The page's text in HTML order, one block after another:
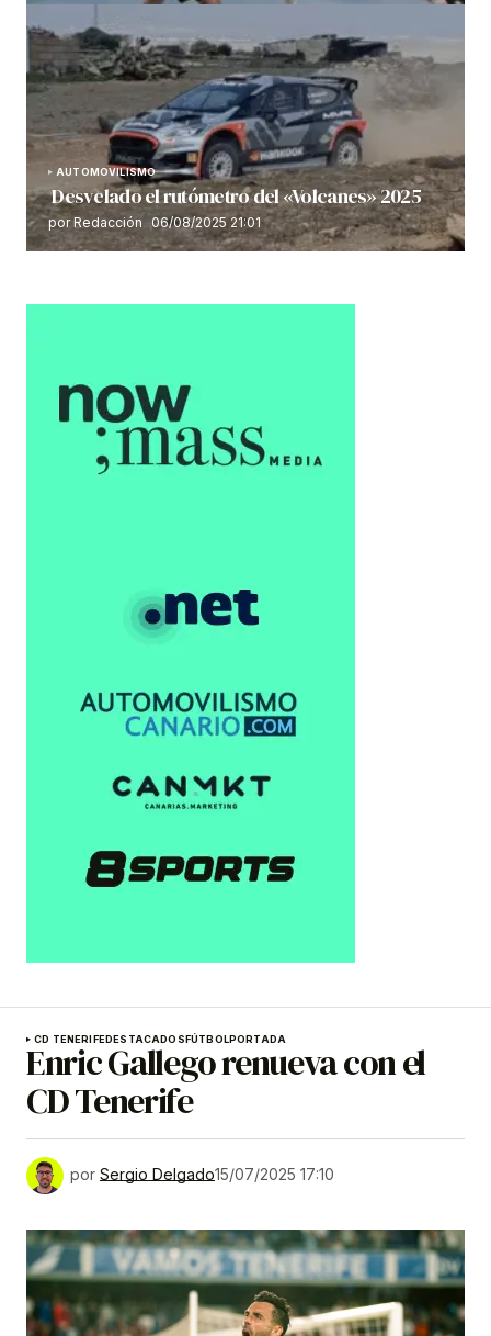
AUTOMOVILISMO
Desvelado el rutómetro del «Volcanes» 2025
por Redacción 06/08/2025 21:01
CD TENERIFEDESTACADOSFÚTBOLPORTADA
Enric Gallego renueva con el
CD Tenerife
por Sergio Delgado15/07/2025 17:10